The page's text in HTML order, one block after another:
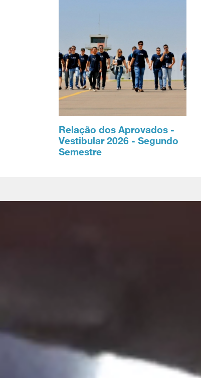
Relação dos Aprovados -
Vestibular 2026 - Segundo
Semestre